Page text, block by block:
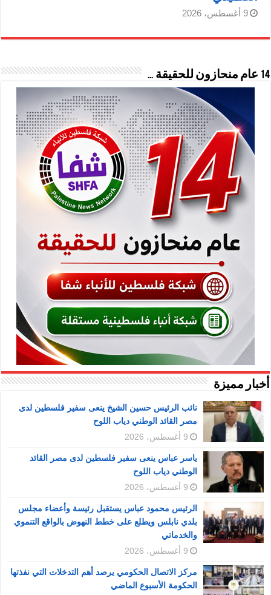
9 أغسطس، 2026
14 عام منحازون للحقيقة …
أخبار مميزة
نائب الرئيس حسين الشيخ ينعى سفير فلسطين لدى
مصر القائد الوطني دياب اللوح
9 أغسطس، 2026
ياسر عباس ينعى سفير فلسطين لدى مصر القائد
الوطني دياب اللوح
9 أغسطس، 2026
الرئيس محمود عباس يستقبل رئيسة وأعضاء مجلس
بلدي نابلس ويطلع على خطط النهوض بالواقع التنموي
والخدماتي
9 أغسطس، 2026
مركز الاتصال الحكومي يرصد أهم التدخلات التي نفذتها
الحكومة الأسبوع الماضي